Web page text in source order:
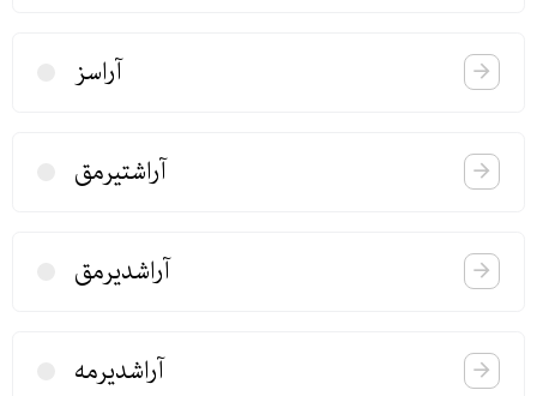
آراسز
آراشتیرمق
آراشدیرمق
آراشدیرمه